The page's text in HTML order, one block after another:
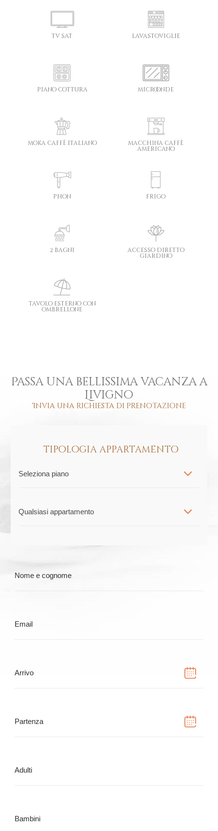
tv sat lavastoviglie
piano cottura microonde
moka caffè italiano macchina caffè
americano
phon frigo
2 bagni accesso diretto
giardino
tavolo esterno con
ombrellone
Passa una bellissima vacanza a
Livigno
Invia una richiesta di prenotazione
tipologia appartamento